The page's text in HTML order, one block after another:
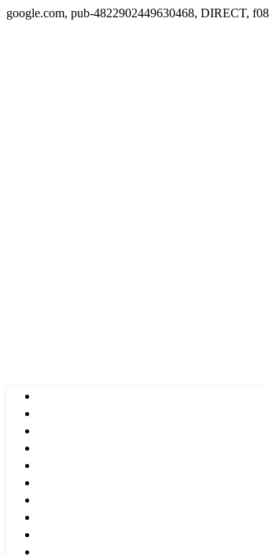
google.com, pub-4822902449630468, DIRECT,